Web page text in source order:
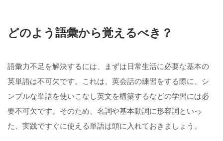
どのよう語彙から覚えるべき？
語彙力不足を解決するには、まずは日常生活に必要な基本の
英単語は不可欠です。これは、英会話の練習をする際に、シ
ンプルな単語を使いこなし英文を構築するなどの学習には必
要不可欠です。そのため、名詞や基本動詞に形容詞といっ
た、実践ですぐに使える単語は頭に入れておきましょう。